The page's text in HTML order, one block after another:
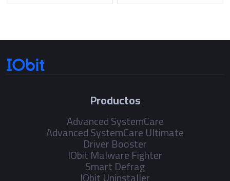
Productos
Advanced SystemCare
Advanced SystemCare Ultimate
Driver Booster
IObit Malware Fighter
Smart Defrag
IObit Uninstaller